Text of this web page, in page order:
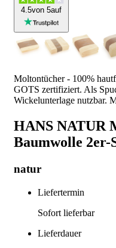
4.5von 5auf
Moltontücher - 100%
GOTS zertifiziert. Als
Wickelunterlage nutzbar.
HANS NATUR
Baumwolle 2er-
natur
Liefertermin
Sofort lieferbar
Lieferdauer